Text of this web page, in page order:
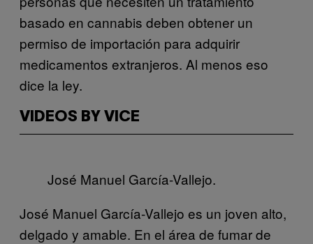
basado en cannabis deben obtener un
permiso de importación para adquirir
medicamentos extranjeros. Al menos eso
dice la ley.
VIDEOS BY VICE
José Manuel García-Vallejo.
José Manuel García-Vallejo es un joven alto,
delgado y amable. En el área de fumar de